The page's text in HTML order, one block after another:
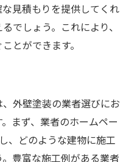
見積もりを提供してくれ
でしょう。これにより、
とができます。
外壁塗装の業者選びにお
まず、業者のホームペー
、どのような建物に施工
豊富な施工例がある業者